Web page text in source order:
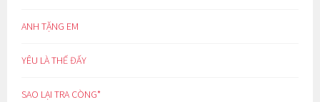
ANH TẶNG EM
YÊU LÀ THẾ ĐẤY
SAO LẠI TRA CÒNG*